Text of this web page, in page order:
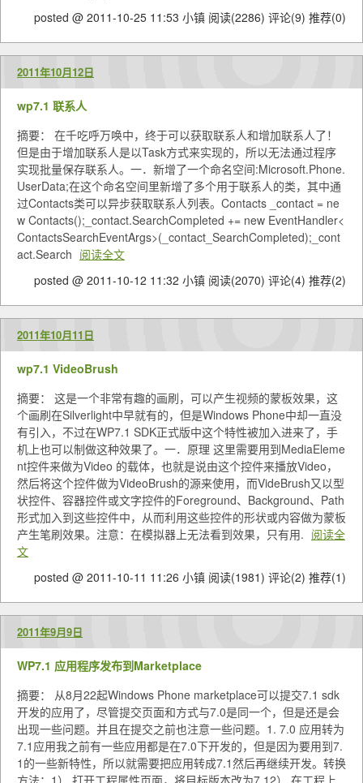
posted @ 2011-10-25 11:53 小镇 阅读(2286) 评论(9) 推荐(0)
2011年10月12日
wp7.1 联系人
摘要： 在千吃呼万唤中，终于可以获取联系人和增加联系人了！
但是由于增加联系人是以Task方式来实现的，所以无法通过程序
实现批量保存联系人。一．新增了一个命名空间:Microsoft.Phone.
UserData;在这个命名空间里新增了多个用于联系人的类，其中通
过Contacts类可以异步获取联系人列表。Contacts _contact = ne
w Contacts();_contact.SearchCompleted += new EventHandler<
ContactsSearchEventArgs>(_contact_SearchCompleted);_cont
act.Search 阅读全文
posted @ 2011-10-12 11:32 小镇 阅读(2070) 评论(4) 推荐(2)
2011年10月11日
wp7.1 VideoBrush
摘要： 这是一个非常有趣的画刷，可以产生视频的蒙板效果，这
个画刷在Silverlight中早就有的，但是Windows Phone中却一直没
有引入，不过在WP7.1 SDK正式版中这个特性被加入进来了，手
机上也可以制做这种效果了。一．原理 这里需要用到MediaEleme
nt控件来做为Video 的载体，也就是说由这个控件来播放Video，
然后将这个控件做为VideoBrush的源来使用，而VideBrush又以型
状控件、容器控件或文字控件的Foreground、Background、Path
形式加入到这些控件中，从而利用这些控件的形状或内容做为蒙板
产生笔刷效果。注意：在模拟器上无法看到效果，只有用. 阅读全
文
posted @ 2011-10-11 11:26 小镇 阅读(1981) 评论(2) 推荐(1)
2011年9月9日
WP7.1 应用程序发布到Marketplace
摘要： 从8月22起Windows Phone marketplace可以提交7.1 sdk
开发的应用了，尽管提交页面和方式与7.0是同一个，但是还是会
出现一些问题。并且在提交之前也注意一些问题。1. 7.0 应用转为
7.1应用我之前有一些应用都是在7.0下开发的，但是因为要用到7.
1的一些新特性，所以就需要把应用转成7.1然后再继续开发。转换
方法：1） 打开工程属性页面，将目标版本改为7.12） 在工程上